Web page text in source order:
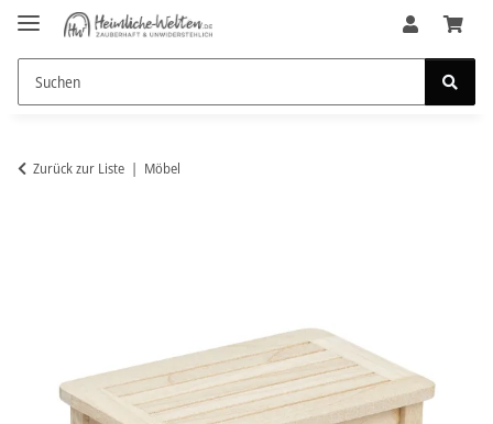
Zurück zur Liste Möbel